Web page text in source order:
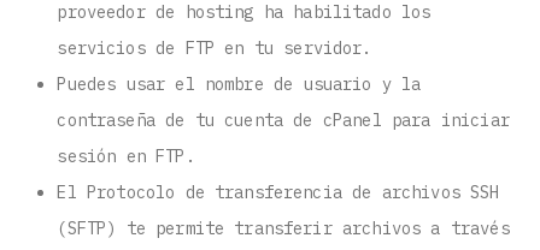
proveedor de hosting ha habilitado los
servicios de FTP en tu servidor.
Puedes usar el nombre de usuario y la
contraseña de tu cuenta de cPanel para iniciar
sesión en FTP.
El Protocolo de transferencia de archivos SSH
(SFTP) te permite transferir archivos a través